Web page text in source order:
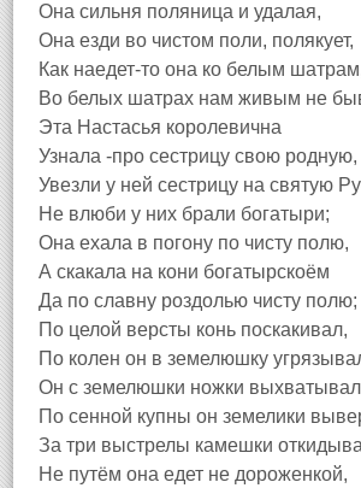
Она сильня поляница и удалая,
Она езди во чистом поли, полякует,
Как наедет-то она ко белым
Во белых шатрах нам живым не
Эта Настасья королевична
Узнала -про сестрицу свою родную,
Увезли у ней сестрицу на святую
Не влюби у них брали богатыри;
Она ехала в погону по чисту полю,
А скакала на кони богатырскоём
Да по славну роздолью чисту полю;
По целой версты конь поскакивал,
По колен он в земелюшку
Он с земелюшки ножки
По сенной купны он земелики
За три выстрелы камешки
Не путём она едет не дороженкой,